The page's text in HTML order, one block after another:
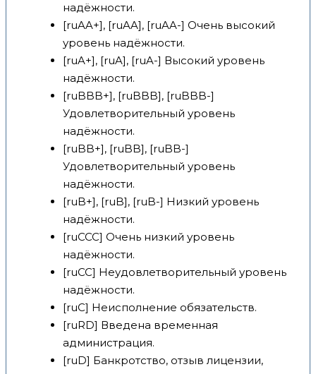
надёжности.
[ruAA+], [ruAA], [ruAA-] Очень высокий
уровень надёжности.
[ruA+], [ruA], [ruA-] Высокий уровень
надёжности.
[ruBBB+], [ruBBB], [ruBBB-]
Удовлетворительный уровень
надёжности.
[ruBB+], [ruBB], [ruBB-]
Удовлетворительный уровень
надёжности.
[ruB+], [ruB], [ruB-] Низкий уровень
надёжности.
[ruCCC] Очень низкий уровень
надёжности.
[ruCC] Неудовлетворительный уровень
надёжности.
[ruC] Неисполнение обязательств.
[ruRD] Введена временная
администрация.
[ruD] Банкротство, отзыв лицензии,